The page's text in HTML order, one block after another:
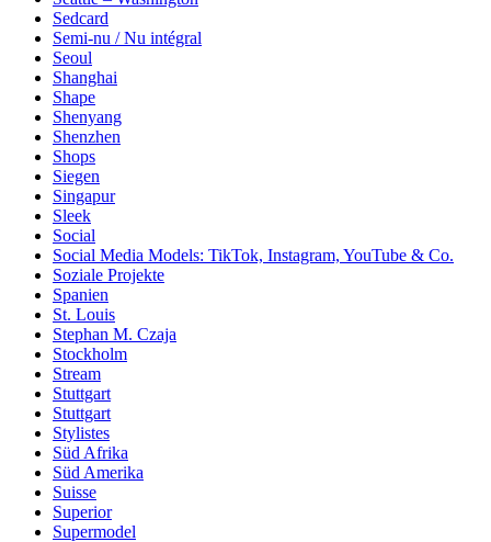
Sedcard
Semi-nu / Nu intégral
Seoul
Shanghai
Shape
Shenyang
Shenzhen
Shops
Siegen
Singapur
Sleek
Social
Social Media Models: TikTok, Instagram, YouTube & Co.
Soziale Projekte
Spanien
St. Louis
Stephan M. Czaja
Stockholm
Stream
Stuttgart
Stuttgart
Stylistes
Süd Afrika
Süd Amerika
Suisse
Superior
Supermodel